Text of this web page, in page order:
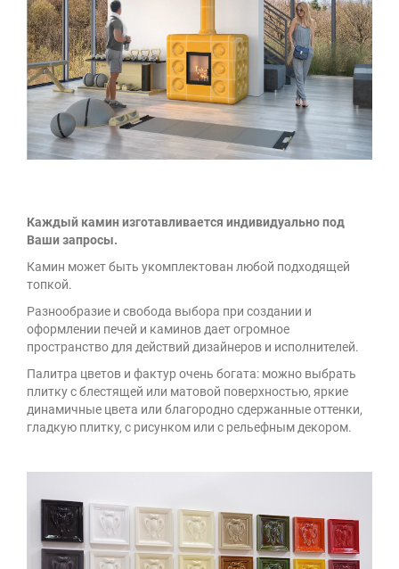
Каждый камин изготавливается индивидуально под
Ваши запросы.
Камин может быть укомплектован любой подходящей
топкой.
Разнообразие и свобода выбора при создании и
оформлении печей и каминов дает огромное
пространство для действий дизайнеров и исполнителей.
Палитра цветов и фактур очень богата: можно выбрать
плитку с блестящей или матовой поверхностью, яркие
динамичные цвета или благородно сдержанные оттенки,
гладкую плитку, с рисунком или с рельефным декором.